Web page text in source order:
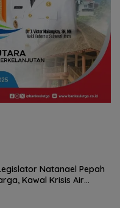
Natanael Pepah
Kawal Krisis Air